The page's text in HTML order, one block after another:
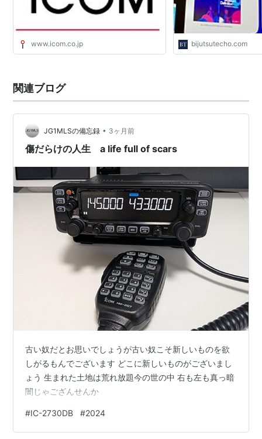
www.icom.co.jp bijutsutecho.com
関連ブログ
JG1MLSの備忘録 • 3ヶ月前
傷だらけの人生 a life full of scars
古い奴だとお思いでしょうが古い奴こそ新しいものを欲
しがるもんでございます どこに新しいものがございまし
ょう 生まれた土地は荒れ放題今の世の中 右も左も真っ暗
闇じゃござんせんか
#IC-2730DB #2024